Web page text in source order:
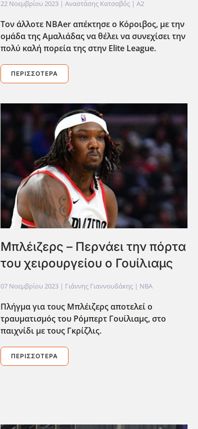
22 Νοεμβρίου 2023 | Αναστάσης Κατσαβός |A2
Τον άλλοτε NBAer απέκτησε ο Κόροιβος, με την
ομάδα της Αμαλιάδας να θέλει να συνεχίσει την
πολύ καλή πορεία της στην Elite League.
ΠΕΡΙΣΣΌΤΕΡΑ
Μπλέιζερς – Περνάει την πόρτα
του χειρουργείου ο Γουίλιαμς
07 Νοεμβρίου 2023 | Γιάννης Γιαννουδάκης | NBA
Πλήγμα για τους Μπλέιζερς αποτελεί ο
τραυματισμός του Ρόμπερτ Γουίλιαμς, στο
παιχνίδι με τους Γκρίζλις.
ΠΕΡΙΣΣΌΤΕΡΑ